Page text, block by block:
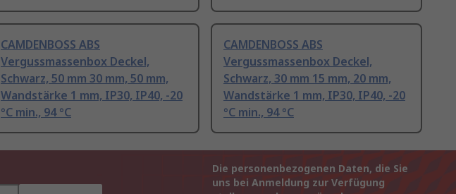
CAMDENBOSS ABS
Vergussmassenbox Deckel,
Schwarz, 50 mm 30 mm, 50 mm,
Wandstärke 1 mm, IP30, IP40, -20
°C min., 94 °C
CAMDENBOSS ABS
Vergussmassenbox Deckel,
Schwarz, 30 mm 15 mm, 20 mm,
Wandstärke 1 mm, IP30, IP40, -20
°C min., 94 °C
Die personenbezogenen Daten, die Sie
uns bei Anmeldung zur Verfügung